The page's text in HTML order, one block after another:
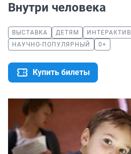
Внутри человека
ВЫСТАВКА ДЕТЯМ
ИНТЕРАКТИВ
НАУЧНО-ПОПУЛЯРНЫЙ
0+
Купить билеты